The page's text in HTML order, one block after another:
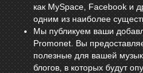
как MySpace, Facebook и
одним из наиболее
Мы публикуем ваши
Promonet. Вы
полезные для вашей
блогов, в которых будут